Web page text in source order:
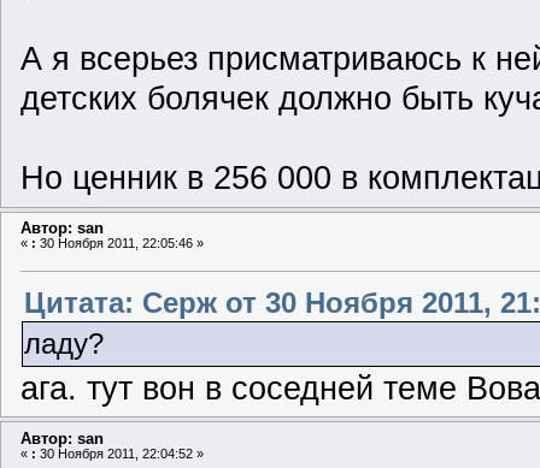
А я всерьез присматриваюсь к
детских болячек должно быть
Но ценник в 256 000 в
Автор: san
« : 30 Ноября 2011, 22:05:46 »
Цитата: Серж от 30 Ноября 2011,
ладу?
ага. тут вон в соседней теме
Автор: san
« : 30 Ноября 2011, 22:04:52 »